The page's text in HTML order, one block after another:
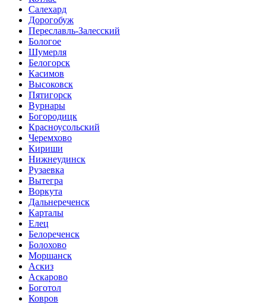
Салехард
Дорогобуж
Переславль-Залесский
Бологое
Шумерля
Белогорск
Касимов
Высоковск
Пятигорск
Вурнары
Богородицк
Красноусольский
Черемхово
Кириши
Нижнеудинск
Рузаевка
Вытегра
Воркута
Дальнереченск
Карталы
Елец
Белореченск
Болохово
Моршанск
Аскиз
Аскарово
Боготол
Ковров